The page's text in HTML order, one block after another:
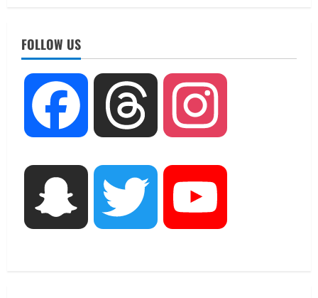
FOLLOW US
Facebook Threads
Snapchat Twitter
August 6, 2026
UTTARAKHAND NEWS
मिस उत्तराखंड 2026 के सब-कॉन्टेस्ट ‘मिस
ब्यूटीफुल आइज़’ एवं ‘मिस ब्यूटीफुल हेयर’ का
August 5, 2026
UTTARAKHAND NEWS
एमआईटी वर्ल्ड पीस यूनिवर्सिटी और जर्मनी के
बीएसबीआई के बीच समझौता; भारतीय छात्रों